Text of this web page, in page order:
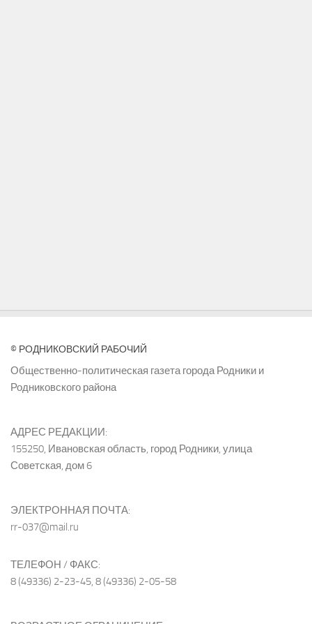
© РОДНИКОВСКИЙ РАБОЧИЙ
Общественно-политическая газета города Родники и
Родниковского района
АДРЕС РЕДАКЦИИ:
155250, Ивановская область, город Родники, улица
Советская, дом 6
ЭЛЕКТРОННАЯ ПОЧТА:
rr-037@mail.ru
ТЕЛЕФОН / ФАКС:
8 (49336) 2-23-45, 8 (49336) 2-05-58